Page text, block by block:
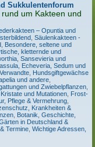
Sukkulentenforum
um Kakteen und
– Opuntia und
Säulenkakteen -
Besondere, seltene und
kletternde und
Sansevieria und
Echeveria, Sedum und
Hundsgiftgewächse
und andere
und Zwiebelpflanzen
und Mutationen Frost-
Pflege & Vermehrung
Krankheiten &
Botanik, Geschichte,
in Deutschland &
Termine Wichtige Adressen,